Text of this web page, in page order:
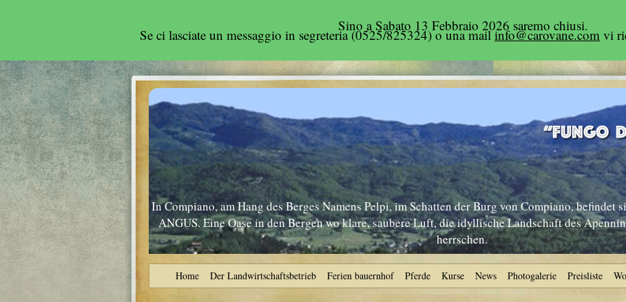
Sino a Sabato 13 Febbraio 2026 saremo chiusi.
Se ci lasciate un messaggio in segreteria (0525/825324) o una mailinfo@carovane.com vi
In Compiano, am Hang des Berges Namens Pelpi, im Schatten der Burg von Compiano, befindet
ANGUS. Eine Oase in den Bergen wo klare, saubere Luft, die idyllische Landschaft des
herrschen.
Home Der Landwirtschaftsbetrieb Ferien bauernhof Pferde Kurse News Photogalerie Preisliste